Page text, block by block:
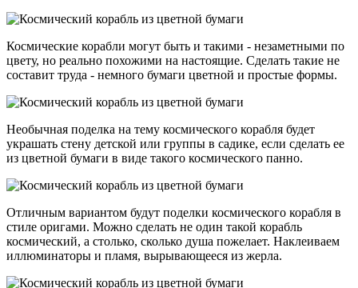
Космические корабли могут быть и такими - незаметными по
цвету, но реально похожими на настоящие. Сделать такие не
составит труда - немного бумаги цветной и простые формы.
Необычная поделка на тему космического корабля будет
украшать стену детской или группы в садике, если сделать ее
из цветной бумаги в виде такого космического панно.
Отличным вариантом будут поделки космического корабля в
стиле оригами. Можно сделать не один такой корабль
космический, а столько, сколько душа пожелает. Наклеиваем
иллюминаторы и пламя, вырывающееся из жерла.